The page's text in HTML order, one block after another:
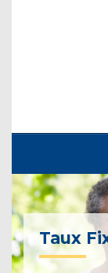
Taux